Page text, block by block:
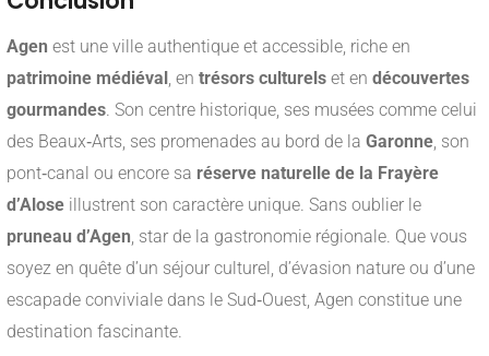
Agen est une ville authentique et accessible, riche en
patrimoine médiéval, en trésors culturels et en découvertes
gourmandes. Son centre historique, ses musées comme celui
des Beaux‑Arts, ses promenades au bord de la Garonne, son
pont‑canal ou encore sa réserve naturelle de la Frayère
d’Alose illustrent son caractère unique. Sans oublier le
pruneau d’Agen, star de la gastronomie régionale. Que vous
soyez en quête d’un séjour culturel, d’évasion nature ou d’une
escapade conviviale dans le Sud‑Ouest, Agen constitue une
destination fascinante.